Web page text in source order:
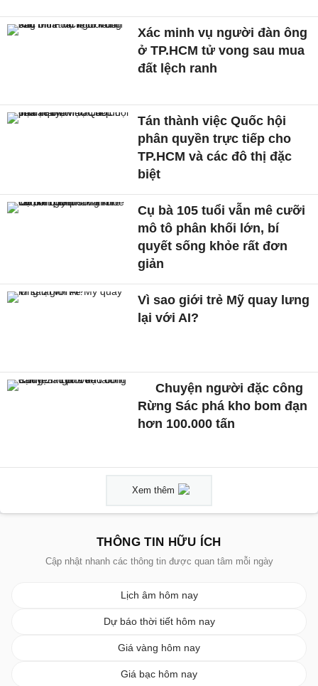
Xác minh vụ người đàn ông
ở TP.HCM tử vong sau mua
đất lệch ranh
Tán thành việc Quốc hội
phân quyền trực tiếp cho
TP.HCM và các đô thị đặc
biệt
Cụ bà 105 tuổi vẫn mê cưỡi
mô tô phân khối lớn, bí
quyết sống khỏe rất đơn
giản
Vì sao giới trẻ Mỹ quay lưng
lại với AI?
Chuyện người đặc công
Rừng Sác phá kho bom đạn
hơn 100.000 tấn
Xem thêm
THÔNG TIN HỮU ÍCH
Cập nhật nhanh các thông tin được quan tâm mỗi ngày
Lịch âm hôm nay
Dự báo thời tiết hôm nay
Giá vàng hôm nay
Giá bạc hôm nay